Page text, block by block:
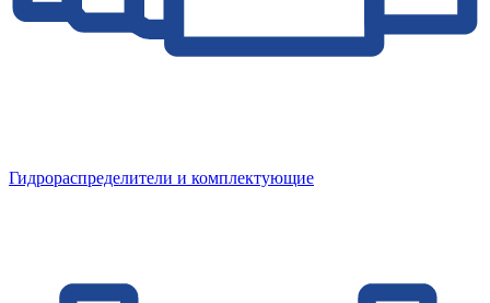
Гидрораспределители и комплектующие